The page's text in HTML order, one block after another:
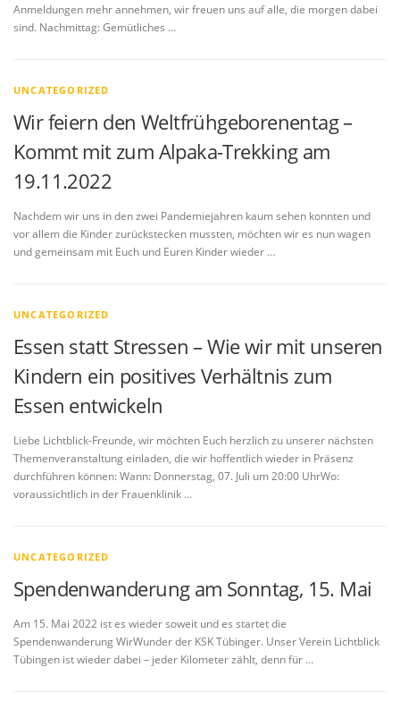
Anmeldungen mehr annehmen, wir freuen uns auf alle, die morgen dabei
sind. Nachmittag: Gemütliches …
UNCATEGORIZED
Wir feiern den Weltfrühgeborenentag –
Kommt mit zum Alpaka-Trekking am
19.11.2022
Nachdem wir uns in den zwei Pandemiejahren kaum sehen konnten und
vor allem die Kinder zurückstecken mussten, möchten wir es nun wagen
und gemeinsam mit Euch und Euren Kinder wieder …
UNCATEGORIZED
Essen statt Stressen – Wie wir mit unseren
Kindern ein positives Verhältnis zum
Essen entwickeln
Liebe Lichtblick-Freunde, wir möchten Euch herzlich zu unserer nächsten
Themenveranstaltung einladen, die wir hoffentlich wieder in Präsenz
durchführen können: Wann: Donnerstag, 07. Juli um 20:00 UhrWo:
voraussichtlich in der Frauenklinik …
UNCATEGORIZED
Spendenwanderung am Sonntag, 15. Mai
Am 15. Mai 2022 ist es wieder soweit und es startet die
Spendenwanderung WirWunder der KSK Tübinger. Unser Verein Lichtblick
Tübingen ist wieder dabei – jeder Kilometer zählt, denn für …